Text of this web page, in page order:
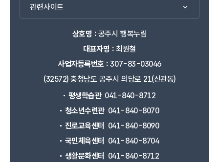
관련사이트
상호명 :공주시 행복누림
대표자명 :최원철
사업자등록번호 :307-83-03046
(32572) 충청남도 공주시 의당로 21(신관동)
평생학습관 041-840-8712
청소년수련관 041-840-8070
진로교육센터
041-840-8090
국민체육센터
041-840-8704
생활문화센터
041-840-8712